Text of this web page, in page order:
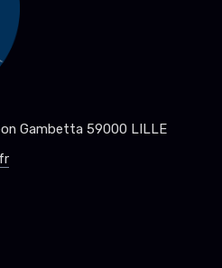
Gambetta 59000 LILLE